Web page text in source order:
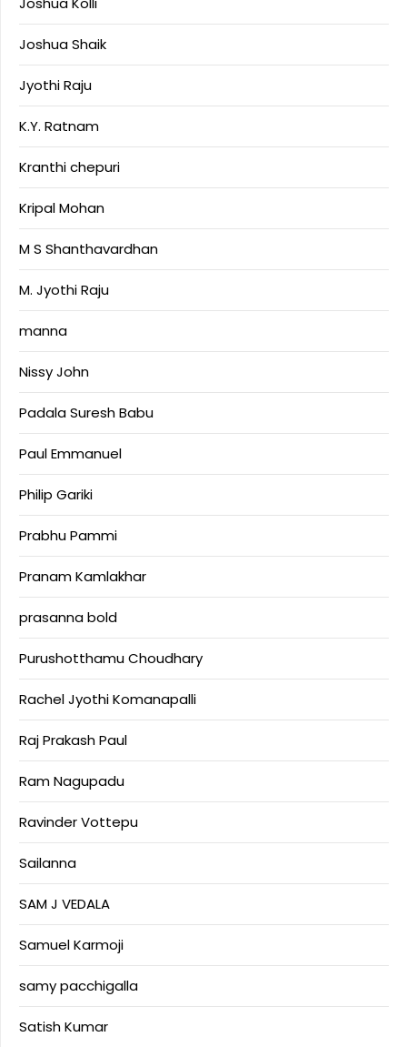
Joshua Shaik
Jyothi Raju
K.Y. Ratnam
Kranthi chepuri
Kripal Mohan
M S Shanthavardhan
M. Jyothi Raju
manna
Nissy John
Padala Suresh Babu
Paul Emmanuel
Philip Gariki
Prabhu Pammi
Pranam Kamlakhar
prasanna bold
Purushotthamu Choudhary
Rachel Jyothi Komanapalli
Raj Prakash Paul
Ram Nagupadu
Ravinder Vottepu
Sailanna
SAM J VEDALA
Samuel Karmoji
samy pacchigalla
Satish Kumar